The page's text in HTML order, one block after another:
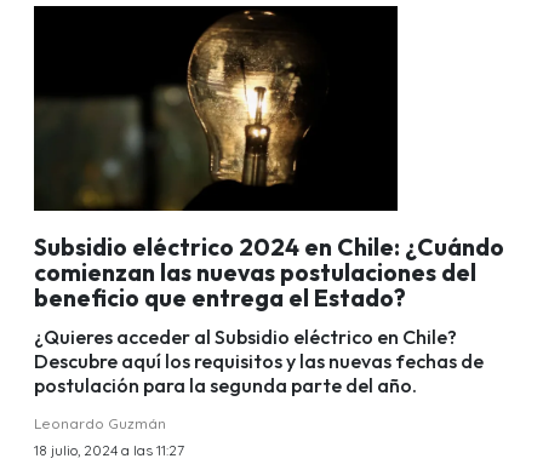
Subsidio eléctrico 2024 en Chile: ¿Cuándo
comienzan las nuevas postulaciones del
beneficio que entrega el Estado?
¿Quieres acceder al Subsidio eléctrico en Chile?
Descubre aquí los requisitos y las nuevas fechas de
postulación para la segunda parte del año.
Leonardo Guzmán
18 julio, 2024 a las 11:27